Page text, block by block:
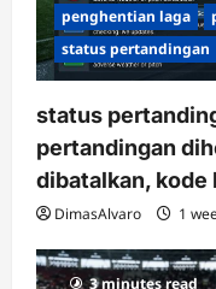
penghentian laga
status pertandingan
status
pertandingan
dibatalkan, kode
DimasAlvaro 1
3 minutes read